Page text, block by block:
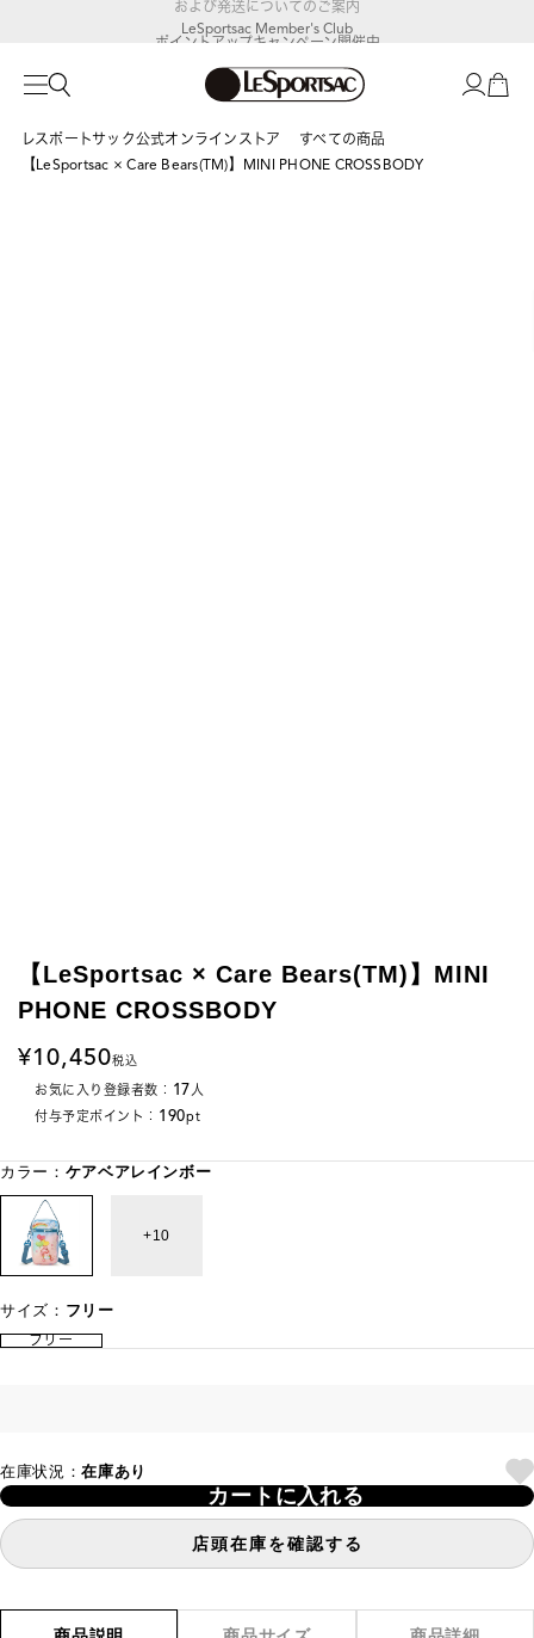
LeSportsac Member's Club
ポイントアップキャンペーン開催中
レスポートサック公式オンラインストア
すべての商品
【LeSportsac × Care Bears(TM)】MINI PHONE CROSSBODY
【LeSportsac × Care Bears(TM)】MINI
PHONE CROSSBODY
10,450税込
お気に入り登録者数： 17人
付与予定ポイント： 190pt
カラー： ケアベアレインボー
10
サイズ： フリー
フリー
在庫状況：在庫あり
カートに入れる
店頭在庫を確認する